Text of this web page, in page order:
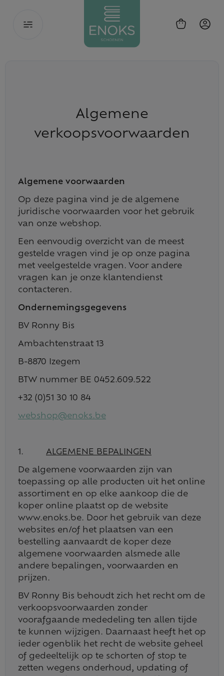
Toggle
Algemene
verkoopsvoorwaarden
Algemene voorwaarden
Op deze pagina vind je de algemene
juridische voorwaarden voor het gebruik
van onze webshop.
Een eenvoudig overzicht van de meest
gestelde vragen vind je op onze pagina
met veelgestelde vragen. Voor andere
vragen kan je onze klantendienst
contacteren.
Ondernemingsgegevens
BV Ronny Bis
Ambachtenstraat 13
B-8870 Izegem
BTW nummer BE 0452.609.522
+32 (0)51 30 10 84
webshop@enoks.be
1. ALGEMENE BEPALINGEN
De algemene voorwaarden zijn van
toepassing op alle producten uit het online
assortiment en op elke aankoop die de
koper online plaatst op de website
www.enoks.be. Door het gebruik van deze
websites en/of het plaatsen van een
bestelling aanvaardt de koper deze
algemene voorwaarden alsmede alle
andere bepalingen, voorwaarden en
prijzen.
BV Ronny Bis behoudt zich het recht om de
verkoopsvoorwaarden zonder
voorafgaande mededeling ten allen tijde
te kunnen wijzigen. Daarnaast heeft het op
ieder ogenblik het recht de website geheel
of gedeeltelijk op te schorten of stop te
zetten wegens onderhoud, updating of